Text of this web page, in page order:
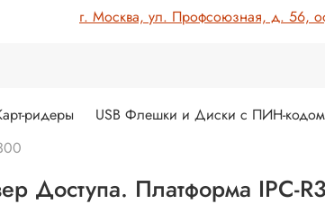
г. Москва, ул. Профсоюзная, д. 56,
ридеры USB Флешки и Диски с ПИН-кодом
Доступа. Платформа IPC-